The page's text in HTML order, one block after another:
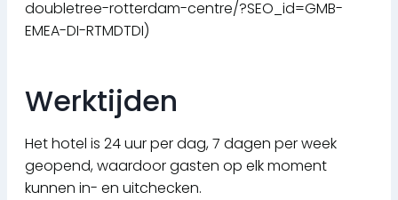
doubletree-rotterdam-centre/?SEO_id=GMB-
EMEA-DI-RTMDTDI)
Werktijden
Het hotel is 24 uur per dag, 7 dagen per week
geopend, waardoor gasten op elk moment
kunnen in- en uitchecken.